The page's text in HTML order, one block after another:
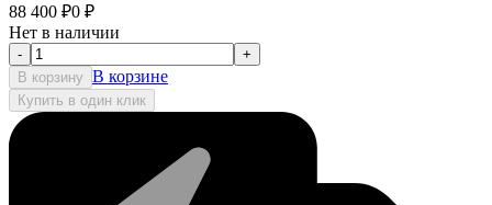
88 400 ₽0 ₽
Нет в наличии
-
+
В корзину В корзине
Купить в один клик